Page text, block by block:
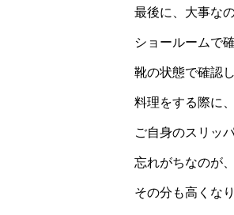
最後に、大事な
ショールームで
靴の状態で確認
料理をする際に
ご自身のスリッ
忘れがちなのが
その分も高くなり